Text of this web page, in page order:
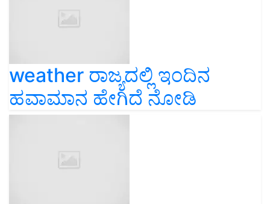
weather ರಾಜ್ಯದಲ್ಲಿ ಇಂದಿನ
ಹವಾಮಾನ ಹೇಗಿದೆ ನೋಡಿ